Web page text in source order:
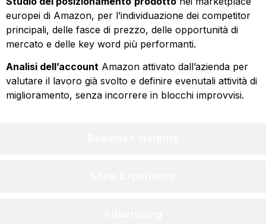
europei di Amazon, per l’individuazione dei competitor
principali, delle fasce di prezzo, delle opportunità di
mercato e delle key word più performanti.
Analisi dell’account Amazon attivato dall’azienda per
valutare il lavoro già svolto e definire evenutali attività di
miglioramento, senza incorrere in blocchi improvvisi.